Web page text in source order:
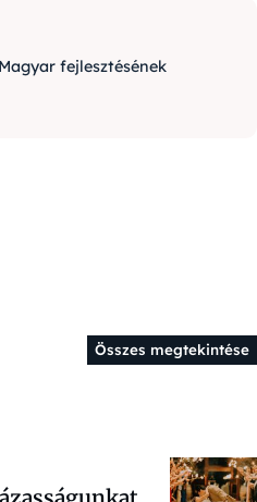
fejlesztésének
Összes megtekintése